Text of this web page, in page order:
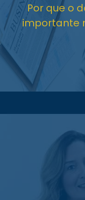
Por que o
importante